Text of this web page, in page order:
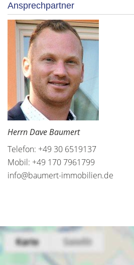
Ansprechpartner
Herrn Dave Baumert
Telefon: +49 30 6519137
Mobil: +49 170 7961799
info@baumert-immobilien.de